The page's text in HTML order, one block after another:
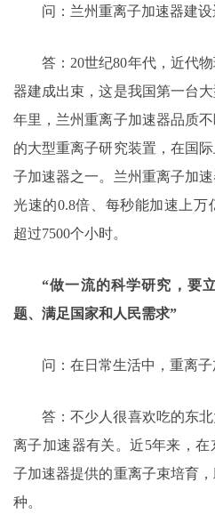
问：兰州重离子加速器建
答：20世纪80年代，近代
器建成出束，这是我国第一台
年里，兰州重离子加速器品质
的大型重离子研究装置，在国
子加速器之一。兰州重离子加
光速的0.8倍、每秒能加速上
超过7500个小时。
“做一流的科学研究，要
题、满足国家和人民需求”
问：在日常生活中，重离
答：不少人很喜欢吃的东
离子加速器有关。近5年来，
子加速器提供的重离子束培育
种。